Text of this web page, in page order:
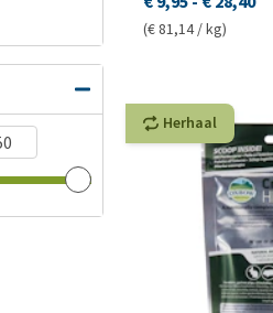
(€ 81,14 / kg)
Herhaal